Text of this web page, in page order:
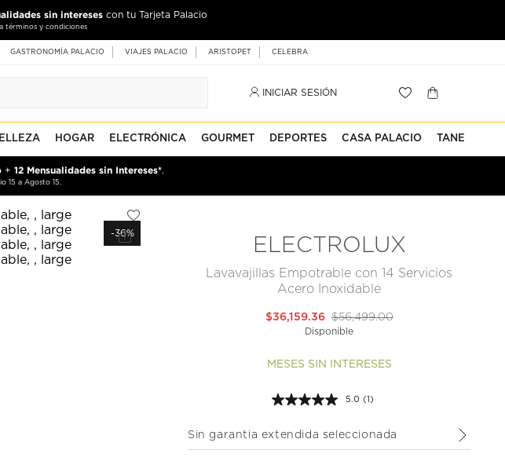
sin interesescon tu Tarjeta Palacio
términos y condiciones
GASTRONOMÍA PALACIO VIAJES PALACIO ARISTOPET CELEBRA
INICIAR SESIÓN
HOGAR ELECTRÓNICA GOURMET DEPORTES CASA PALACIO TANE
+ 12 Mensualidades sin Intereses*.
15 a Agosto 15.
-36%
ELECTROLUX
Lavavajillas Empotrable con 14 Servicios
Acero Inoxidable
$56,499.00
$36,159.36
Disponible
MESES SIN INTERESES
5.0 Lea
reseña.
(1)
Sin garantia extendida seleccionada